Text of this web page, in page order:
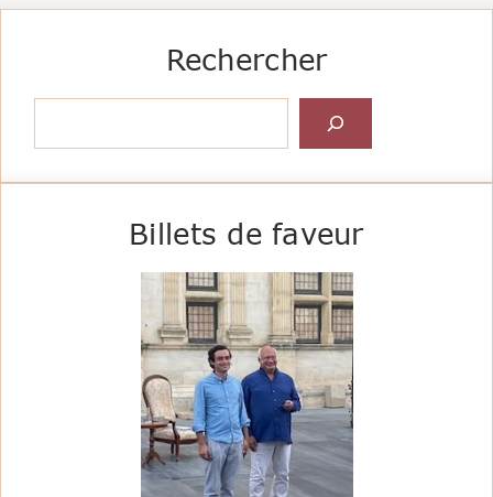
Rechercher
Billets de faveur